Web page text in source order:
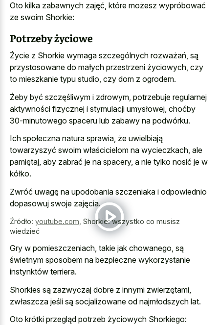
Oto kilka zabawnych zajęć, które możesz wypróbować
ze swoim Shorkie:
Potrzeby życiowe
Życie z Shorkie wymaga szczególnych rozważań, są
przystosowane do małych przestrzeni życiowych, czy
to mieszkanie typu studio, czy dom z ogrodem.
Żeby być szczęśliwym i zdrowym, potrzebuje regularnej
aktywności fizycznej i stymulacji umysłowej, choćby
30-minutowego spaceru lub zabawy na podwórku.
Ich społeczna natura sprawia, że uwielbiają
towarzyszyć swoim właścicielom na wycieczkach, ale
pamiętaj, aby zabrać je na spacery, a nie tylko nosić je w
kółko.
Zwróć uwagę na upodobania szczeniaka i odpowiednio
dopasowuj swoje zajęcia.
Źródło: youtube.com Shorkie: wszystko co musisz
wiedzieć
Gry w pomieszczeniach, takie jak chowanego, są
świetnym sposobem na bezpieczne wykorzystanie
instynktów terriera.
Shorkies są zazwyczaj dobre z innymi zwierzętami,
zwłaszcza jeśli są socjalizowane od najmłodszych lat.
Oto krótki przegląd potrzeb życiowych Shorkiego: